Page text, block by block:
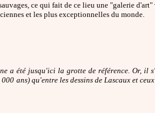
ce qui fait de ce lieu une "galerie
et les plus exceptionnelles du monde.
a été jusqu'ici la grotte de référence. Or, il
ans) qu'entre les dessins de Lascaux et